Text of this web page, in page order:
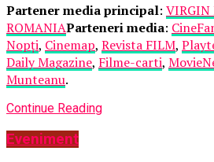
Partener media principal: VIRGIN
ROMANIAParteneri media:
Nopți, Cinemap, Revista FILM,
Daily Magazine, Filme-carti,
Munteanu.
Continue Reading
Eveniment